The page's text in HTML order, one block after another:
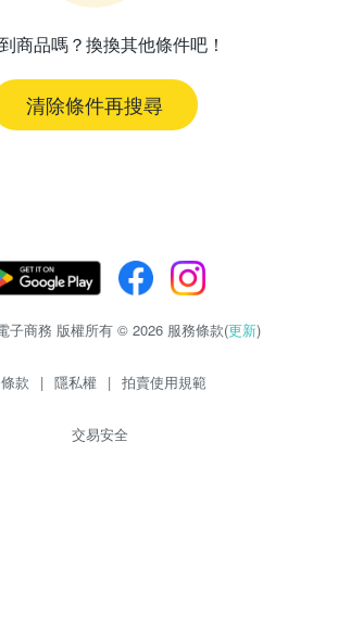
商品嗎？換換其他條件吧！
清除條件再搜尋
子商務 版權所有 © 2026 服務條款(更新)
款 | 隱私權 | 拍賣使用規範
交易安全